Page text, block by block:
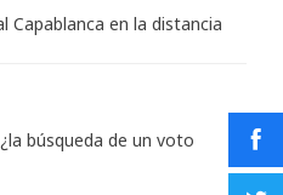
Capablanca en la distancia
búsqueda de un voto